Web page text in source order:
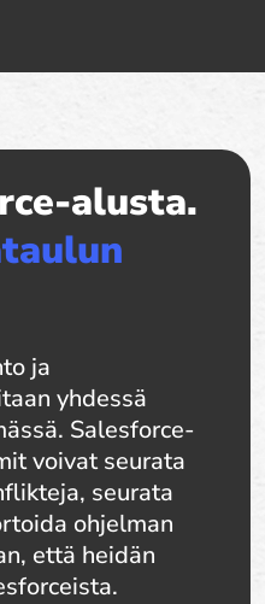
alusta.
ja
yhdessä
Salesforce-
voivat seurata
seurata
ohjelman
että heidän